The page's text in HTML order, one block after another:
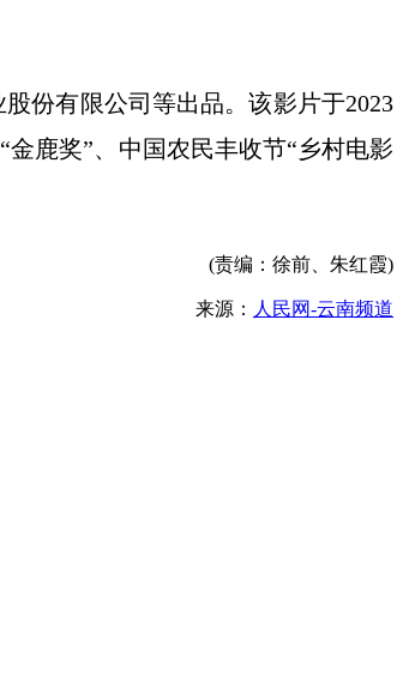
份有限公司等出品。该影片于2023
鹿奖”、中国农民丰收节“乡村电影
(责编：徐前、朱红霞)
来源： 人民网-云南频道